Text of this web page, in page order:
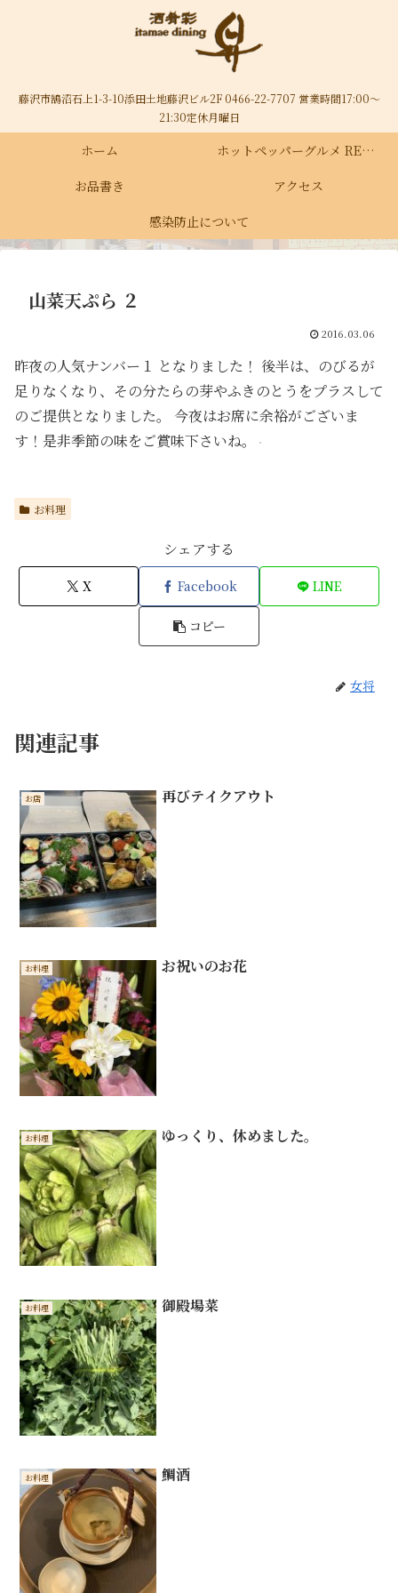
藤沢市鵠沼石上1-3-10添田土地藤沢ビル2F 0466-22-7707 営業時間17:00～
21:30定休月曜日
ホーム
ホットペッパーグルメ RECRUIT
お品書き
アクセス
感染防止について
山菜天ぷら ２
2016.03.06
昨夜の人気ナンバー１ となりました！ 後半は、のびるが
足りなくなり、その分たらの芽やふきのとうをプラスして
のご提供となりました。 今夜はお席に余裕がございま
す！是非季節の味をご賞味下さいね。
お料理
シェアする
X Facebook LINE
コピー
女将
関連記事
お店 再びテイクアウト
お料理 お祝いのお花
お料理 ゆっくり、休めました。
お料理 御殿場菜
お料理 鯛酒